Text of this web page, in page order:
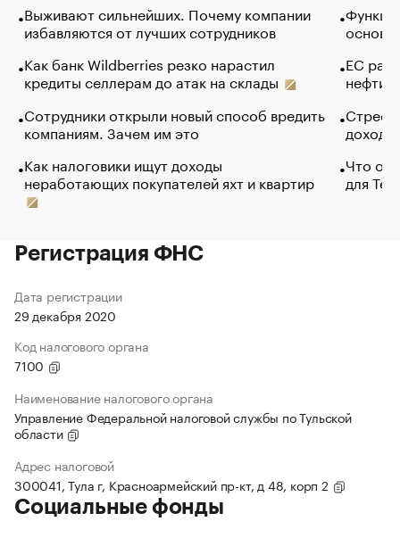
Выживают сильнейших. Почему компании
избавляются от лучших сотрудников
Как банк Wildberries резко нарастил
кредиты селлерам до атак на склады
Сотрудники открыли новый способ вредить
компаниям. Зачем им это
Как налоговики ищут доходы
неработающих покупателей яхт и квартир
основ
ЕС
нефти
Что
для
Регистрация ФНС
Дата регистрации
29 декабря 2020
Код налогового органа
7100
Наименование налогового органа
Управление Федеральной налоговой службы по Тульской
области
Адрес налоговой
300041, Тула г, Красноармейский пр-кт, д 48, корп 2
Социальные фонды